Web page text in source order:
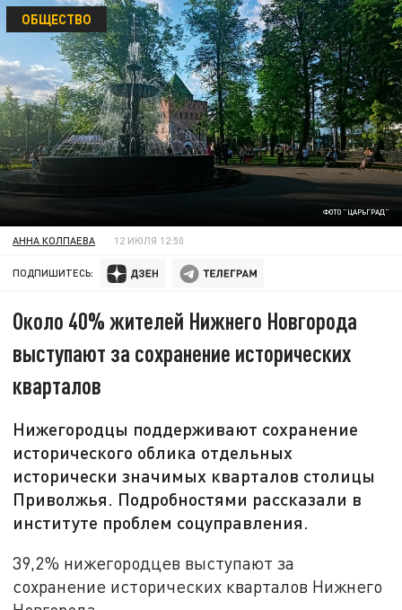
ФОТО "ЦАРЬГРАД"
ОБЩЕСТВО
АННА КОЛПАЕВА 12 ИЮЛЯ 12:50
ПОДПИШИТЕСЬ:
Около 40% жителей Нижнего Новгорода
выступают за сохранение исторических
кварталов
Нижегородцы поддерживают сохранение
исторического облика отдельных
исторически значимых кварталов столицы
Приволжья. Подробностями рассказали в
институте проблем соцуправления.
39,2% нижегородцев выступают за
сохранение исторических кварталов Нижнего